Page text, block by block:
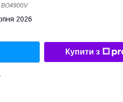
BO4900V
2026
Купити з